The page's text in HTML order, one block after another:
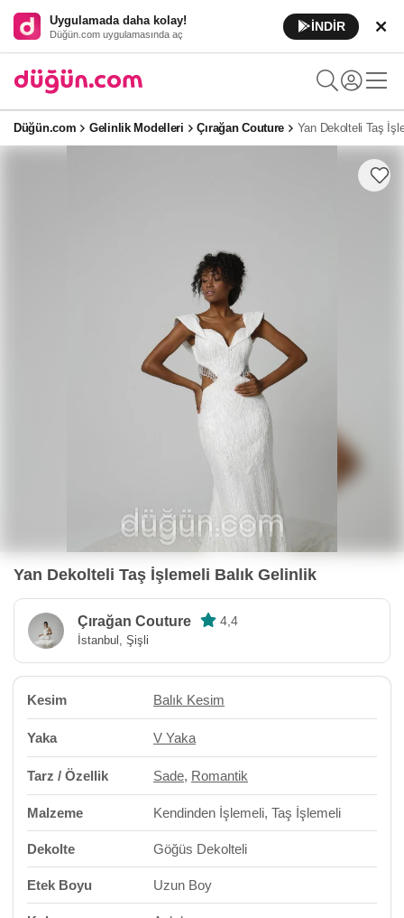
Uygulamada daha kolay!
Düğün.com uygulamasında aç
İNDİR
Düğün.com Gelinlik Modelleri Çırağan Couture Yan Dekolteli Taş
Yan Dekolteli Taş İşlemeli Balık Gelinlik
Çırağan Couture 4,4
İstanbul, Şişli
Kesim Balık Kesim
Yaka V Yaka
Tarz / Özellik Sade, Romantik
Malzeme Kendinden İşlemeli, Taş İşlemeli
Dekolte Göğüs Dekolteli
Etek Boyu Uzun Boy